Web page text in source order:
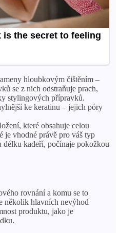
hloubkovým čištěním –
se z nich odstraňuje prach,
stylingových přípravků.
ke keratinu – jejich póry
které obsahuje celou
je vhodné právě pro váš typ
délku kadeří, počínaje pokožkou
rovnání a komu se to
několik hlavních nevýhod
produktu, jako je